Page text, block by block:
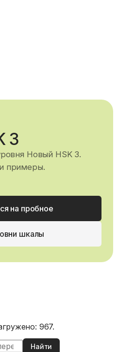
3
Новый HSK 3.
примеры.
на пробное
шкалы
967.
Найти